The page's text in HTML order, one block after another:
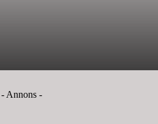
- Annons -